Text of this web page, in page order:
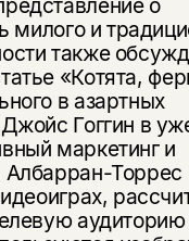
о
милого и
также
«Котята,
в азартных
Гоггин в
маркетинг и
Албарран-Торрес